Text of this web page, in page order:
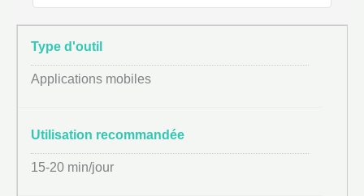
Applications mobiles
15-20 min/jour